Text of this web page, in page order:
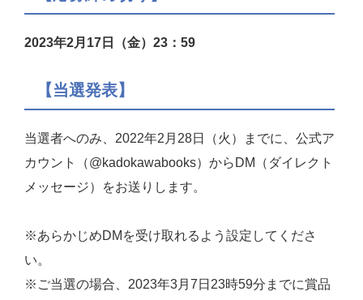
2023年2月17日（金）23：59
【当選発表】
当選者へのみ、2022年2月28日（火）までに、公式ア
カウント（@kadokawabooks）からDM（ダイレクト
メッセージ）をお送りします。
※あらかじめDMを受け取れるよう設定してくださ
い。
※ご当選の場合、2023年3月7日23時59分までに賞品